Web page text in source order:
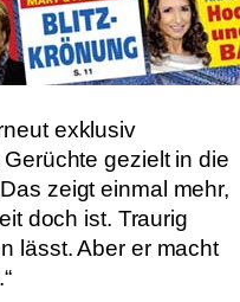
exklusiv
gezielt in die
zeigt einmal mehr,
doch ist. Traurig
lässt. Aber er macht